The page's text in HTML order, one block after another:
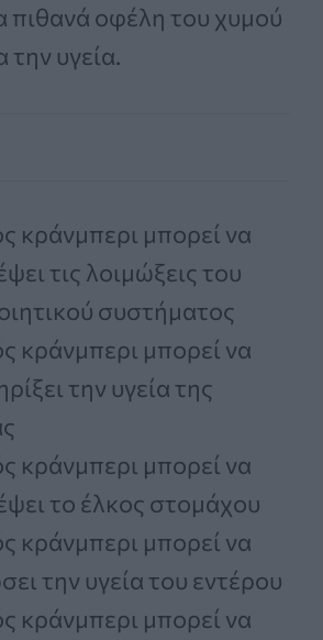
πιθανά οφέλη του χυμού
την υγεία.
κράνμπερι μπορεί να
τις λοιμώξεις του
συστήματος
κράνμπερι μπορεί να
την υγεία της
κράνμπερι μπορεί να
το έλκος στομάχου
κράνμπερι μπορεί να
την υγεία του εντέρου
κράνμπερι μπορεί να